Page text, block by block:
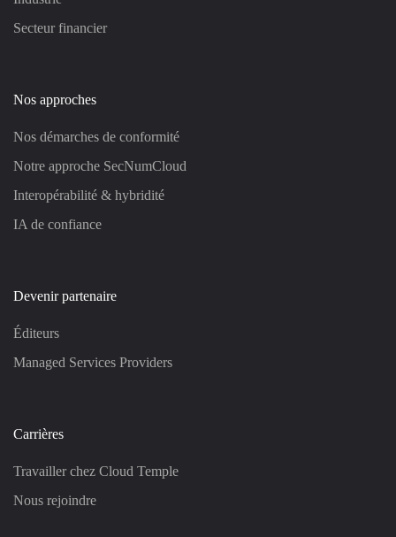
Secteur financier
Nos approches
Nos démarches de conformité
Notre approche SecNumCloud
Interopérabilité & hybridité
IA de confiance
Devenir partenaire
Éditeurs
Managed Services Providers
Carrières
Travailler chez Cloud Temple
Nous rejoindre